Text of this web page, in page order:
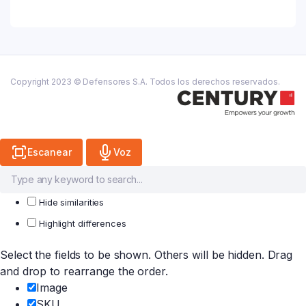
Copyright 2023 © Defensores S.A. Todos los derechos reservados.
Escanear Voz
Hide similarities
Highlight differences
Select the fields to be shown. Others will be hidden. Drag
and drop to rearrange the order.
Image